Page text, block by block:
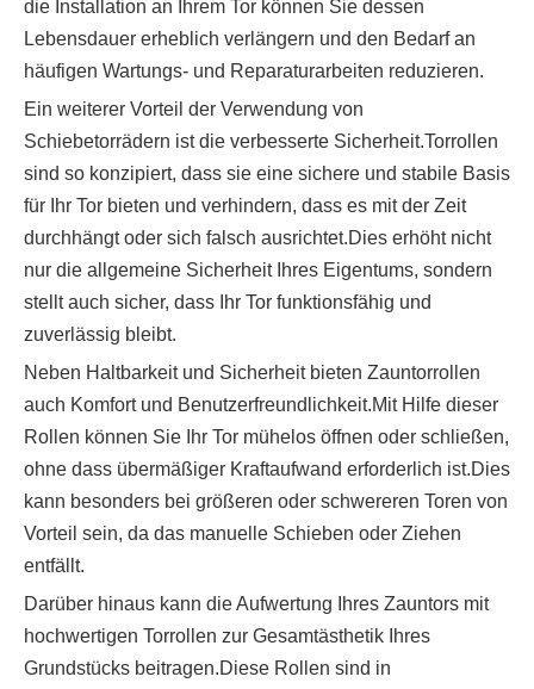
die Installation an Ihrem Tor können Sie dessen
Lebensdauer erheblich verlängern und den Bedarf an
häufigen Wartungs- und Reparaturarbeiten reduzieren.
Ein weiterer Vorteil der Verwendung von
Schiebetorrädern ist die verbesserte Sicherheit.Torrollen
sind so konzipiert, dass sie eine sichere und stabile Basis
für Ihr Tor bieten und verhindern, dass es mit der Zeit
durchhängt oder sich falsch ausrichtet.Dies erhöht nicht
nur die allgemeine Sicherheit Ihres Eigentums, sondern
stellt auch sicher, dass Ihr Tor funktionsfähig und
zuverlässig bleibt.
Neben Haltbarkeit und Sicherheit bieten Zauntorrollen
auch Komfort und Benutzerfreundlichkeit.Mit Hilfe dieser
Rollen können Sie Ihr Tor mühelos öffnen oder schließen,
ohne dass übermäßiger Kraftaufwand erforderlich ist.Dies
kann besonders bei größeren oder schwereren Toren von
Vorteil sein, da das manuelle Schieben oder Ziehen
entfällt.
Darüber hinaus kann die Aufwertung Ihres Zauntors mit
hochwertigen Torrollen zur Gesamtästhetik Ihres
Grundstücks beitragen.Diese Rollen sind in